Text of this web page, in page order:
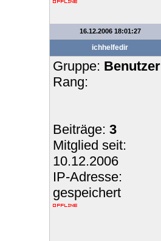
16.12.2006 18:01:27
ichhelfedir
Gruppe: Benutzer
Rang:
Beiträge: 3
Mitglied seit:
10.12.2006
IP-Adresse:
gespeichert